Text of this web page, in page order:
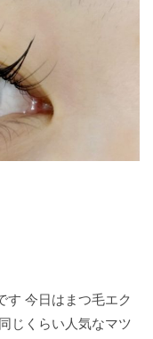
す 今日はまつ毛エク
じくらい人気なマツ